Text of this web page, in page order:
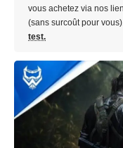
vous achetez via nos
(sans surcoût pour
test.